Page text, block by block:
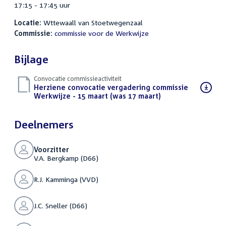
17:15 - 17:45 uur
Locatie: Wttewaall van Stoetwegenzaal
Commissie: commissie voor de Werkwijze
Bijlage
Convocatie commissieactiviteit
Download
bestand:
Herziene convocatie vergadering commissie
Werkwijze - 15 maart (was 17 maart)
Deelnemers
Voorzitter
V.A. Bergkamp (D66)
R.J. Kamminga (VVD)
J.C. Sneller (D66)